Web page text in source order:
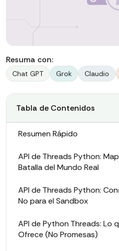
Resuma con:
Chat GPT Grok Claudio
Tabla de Contenidos
Resumen Rápido
API de Threads Python:
Batalla del Mundo Real
API de Threads Python:
No para el Sandbox
API de Python Threads: Lo
Ofrece (No Promesas)